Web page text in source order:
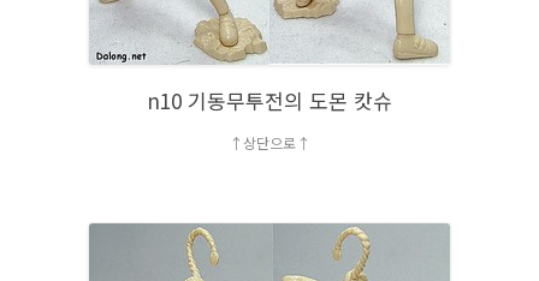
n10 기동무투전의 도몬 캇슈
↑상단으로↑